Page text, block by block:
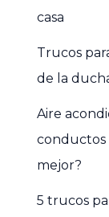
casa
Trucos
de la
Aire
conductos
mejor?
5 trucos